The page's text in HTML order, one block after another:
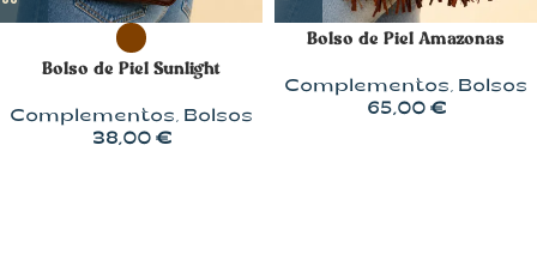
Bolso de Piel Sunlight
Complementos, Bolsos
38,00 €
Bolso de Piel Amazonas
Complementos, Bolsos
65,00 €